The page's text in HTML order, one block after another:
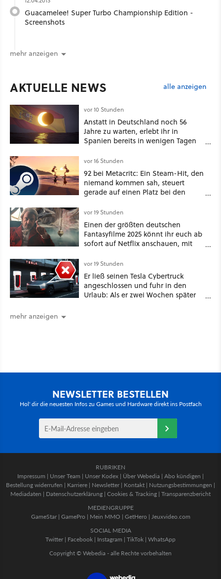
Guacamelee! Super Turbo Championship Edition -
Screenshots
mehr anzeigen
AKTUELLE NEWS alle anzeigen
vor 10 Stunden
Anstatt in Deutschland noch 56
Jahre zu warten, erlebt ihr in
Spanien bereits in wenigen Tagen
vor 16 Stunden
92 bei Metacritc: Ein Steam-Hit, den
niemand kommen sah, steuert
gerade auf einen Platz bei den
vor 19 Stunden
Einen der größten deutschen
Fantasyfilme 2025 könnt ihr euch ab
sofort auf Netflix anschauen, mit
vor 19 Stunden
Er ließ seinen Tesla Cybertruck
angeschlossen und fuhr in den
Urlaub: Als er zwei Wochen später
mehr anzeigen
NEWSLETTER BESTELLEN
Hol' dir die neuesten Infos zu Games und Hardware direkt ins Postfach
RUBRIKEN
Impressum | Unser Team | Unser Kodex | Über Webedia | Abo kündigen |
Bestellung widerrufen | Karriere | Newsletter | Kontakt | Nutzungsbestimmungen |
Mediadaten | Datenschutzerklärung | Cookies & Tracking | Transparenzbericht
MEDIENGRUPPE
GameStar| GamePro | Mein MMO | GetHero | Jeuxvideo.com
SOCIAL MEDIA
Twitter | Facebook | Instagram | TikTok | WhatsApp
Copyright © Webedia - alle Rechte vorbehalten